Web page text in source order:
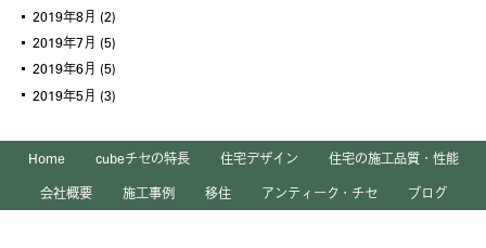
2019年8月 (2)
2019年7月 (5)
2019年6月 (5)
2019年5月 (3)
Home cubeチセの特長 住宅デザイン
住宅の施工品質・性能
会社概要
施工事例 移住 アンティーク・チセ ブログ